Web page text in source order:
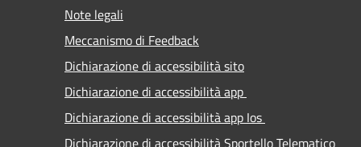
Note legali
Meccanismo di Feedback
Dichiarazione di accessibilità sito
Dichiarazione di accessibilità app
Dichiarazione di accessibilità app Ios
Dichiarazione di accessibilità Sportello Telematico